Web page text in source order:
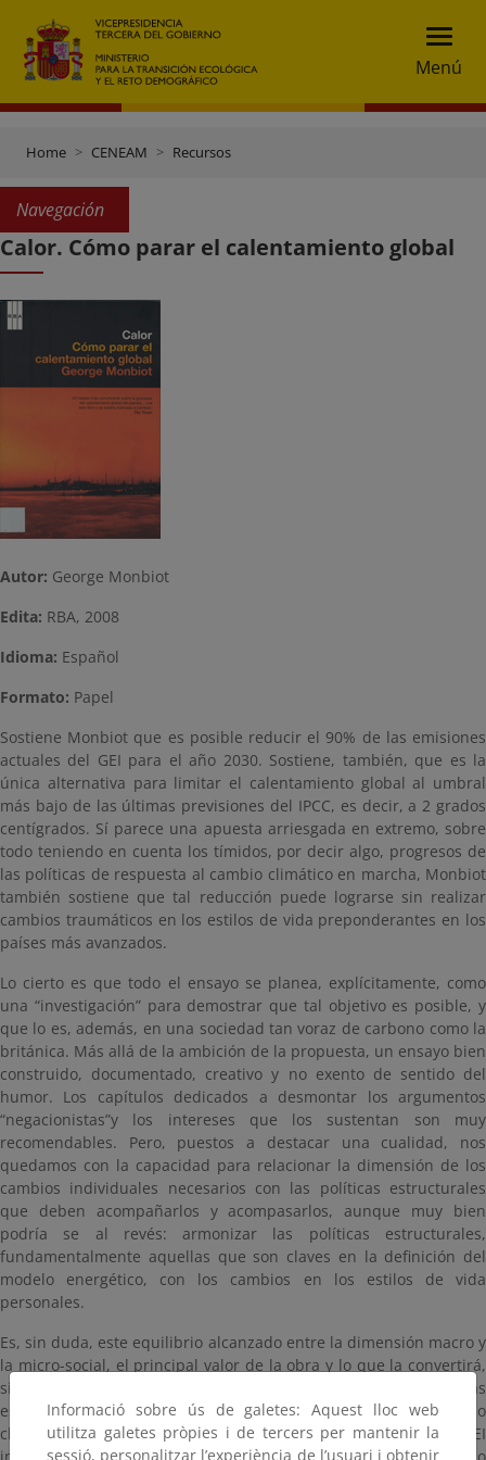
Menú
Home CENEAM Recursos
Navegación
Calor. Cómo parar el calentamiento global
Autor: George Monbiot
Edita: RBA, 2008
Idioma: Español
Formato: Papel
Sostiene Monbiot que es posible reducir el 90% de las emisiones
actuales del GEI para el año 2030. Sostiene, también, que es la
única alternativa para limitar el calentamiento global al umbral
más bajo de las últimas previsiones del IPCC, es decir, a 2 grados
centígrados. Sí parece una apuesta arriesgada en extremo, sobre
todo teniendo en cuenta los tímidos, por decir algo, progresos de
las políticas de respuesta al cambio climático en marcha, Monbiot
también sostiene que tal reducción puede lograrse sin realizar
cambios traumáticos en los estilos de vida preponderantes en los
países más avanzados.
Lo cierto es que todo el ensayo se planea, explícitamente, como
una “investigación” para demostrar que tal objetivo es posible, y
que lo es, además, en una sociedad tan voraz de carbono como la
británica. Más allá de la ambición de la propuesta, un ensayo bien
construido, documentado, creativo y no exento de sentido del
humor. Los capítulos dedicados a desmontar los argumentos
“negacionistas”y los intereses que los sustentan son muy
recomendables. Pero, puestos a destacar una cualidad, nos
quedamos con la capacidad para relacionar la dimensión de los
cambios individuales necesarios con las políticas estructurales
que deben acompañarlos y acompasarlos, aunque muy bien
podría se al revés: armonizar las políticas estructurales,
fundamentalmente aquellas que son claves en la definición del
modelo energético, con los cambios en los estilos de vida
personales.
Es, sin duda, este equilibrio alcanzado entre la dimensión macro y
la micro-social, el principal valor de la obra y lo que la convertirá,
sin lugar a dudas, en referencia para quien piense y diseñe las
estrategias de educación y comunicación sobre el cambio
climático. Por ejemplo, el “racionamiento” de las emisiones del GEI
Informació sobre ús de galetes: Aquest lloc web
utilitza galetes pròpies i de tercers per mantenir la
sessió, personalitzar l’experiència de l’usuari i obtenir